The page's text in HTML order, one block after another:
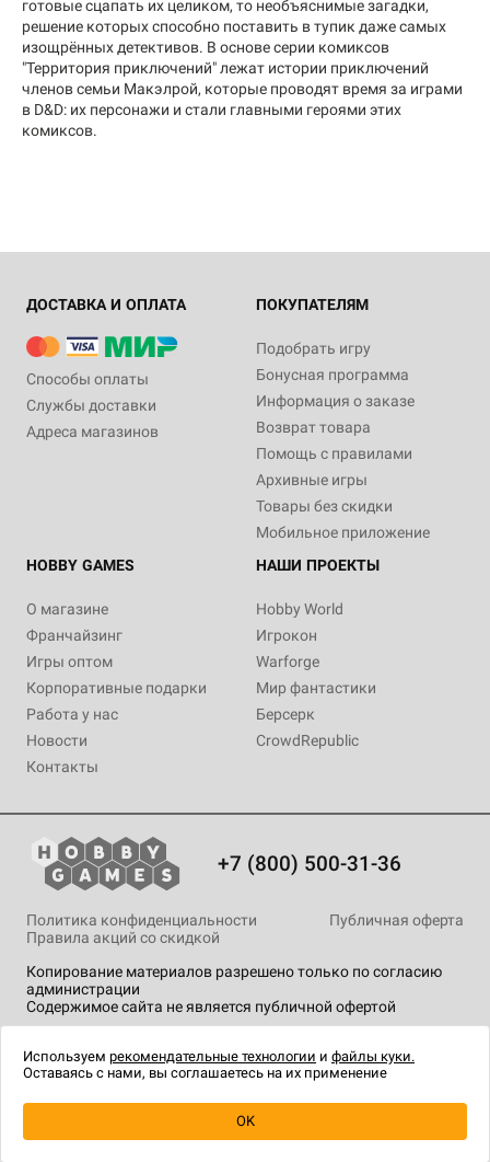
готовые сцапать их целиком, то необъяснимые загадки,
решение которых способно поставить в тупик даже самых
изощрённых детективов. В основе серии комиксов
"Территория приключений" лежат истории приключений
членов семьи Макэлрой, которые проводят время за играми
в D&D: их персонажи и стали главными героями этих
комиксов.
ДОСТАВКА И ОПЛАТА
Способы оплаты
Службы доставки
Адреса магазинов
ПОКУПАТЕЛЯМ
Подобрать игру
Бонусная программа
Информация о заказе
Возврат товара
Помощь с правилами
Архивные игры
Товары без скидки
Мобильное приложение
HOBBY GAMES
О магазине
Франчайзинг
Игры оптом
Корпоративные подарки
Работа у нас
Новости
Контакты
НАШИ ПРОЕКТЫ
Hobby World
Игрокон
Warforge
Мир фантастики
Берсерк
CrowdRepublic
+7 (800) 500-31-36
Копирование материалов разрешено только по согласию
администрации
Содержимое сайта не является публичной офертой
Политика конфиденциальности
Публичная оферта
Правила акций со скидкой
технологии .
Используем рекомендательные технологии и файлы куки.
Оставаясь с нами, вы соглашаетесь на их применение
OK